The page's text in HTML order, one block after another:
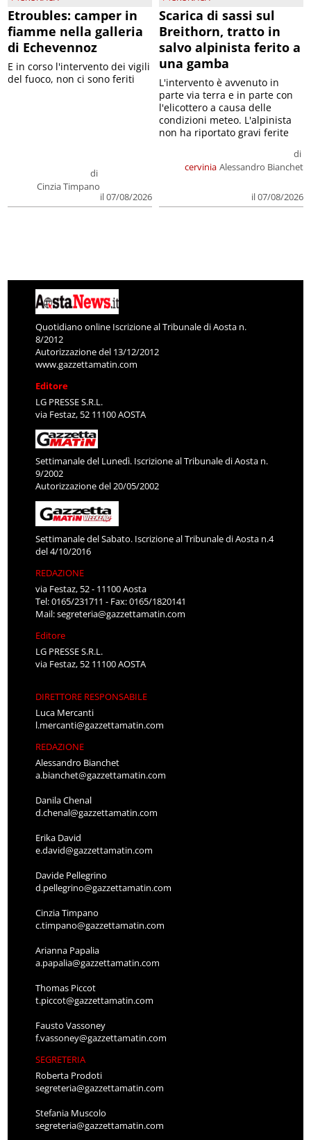
Etroubles: camper in
fiamme nella galleria
di Echevennoz
di
Cinzia Timpano
il 07/08/2026
E in corso l'intervento dei vigili
del fuoco, non ci sono feriti
Scarica di sassi sul
Breithorn, tratto in
salvo alpinista ferito a
una gamba
cervinia
di
Alessandro Bianchet
il 07/08/2026
L'intervento è avvenuto in
parte via terra e in parte con
l'elicottero a causa delle
condizioni meteo. L'alpinista
non ha riportato gravi ferite
Quotidiano online Iscrizione al Tribunale di Aosta n.
8/2012
Autorizzazione del 13/12/2012
www.gazzettamatin.com
Editore
LG PRESSE S.R.L.
via Festaz, 52 11100 AOSTA
Settimanale del Lunedì. Iscrizione al Tribunale di Aosta n.
9/2002
Autorizzazione del 20/05/2002
Settimanale del Sabato. Iscrizione al Tribunale di Aosta n.4
del 4/10/2016
REDAZIONE
via Festaz, 52 - 11100 Aosta
Tel: 0165/231711 - Fax: 0165/1820141
Mail:segreteria@gazzettamatin.com
Editore
LG PRESSE S.R.L.
via Festaz, 52 11100 AOSTA
DIRETTORE RESPONSABILE
Luca Mercanti
l.mercanti@gazzettamatin.com
REDAZIONE
Alessandro Bianchet
a.bianchet@gazzettamatin.com
Danila Chenal
d.chenal@gazzettamatin.com
Erika David
e.david@gazzettamatin.com
Davide Pellegrino
d.pellegrino@gazzettamatin.com
Cinzia Timpano
c.timpano@gazzettamatin.com
Arianna Papalia
a.papalia@gazzettamatin.com
Thomas Piccot
t.piccot@gazzettamatin.com
Fausto Vassoney
f.vassoney@gazzettamatin.com
SEGRETERIA
Roberta Prodoti
segreteria@gazzettamatin.com
Stefania Muscolo
segreteria@gazzettamatin.com